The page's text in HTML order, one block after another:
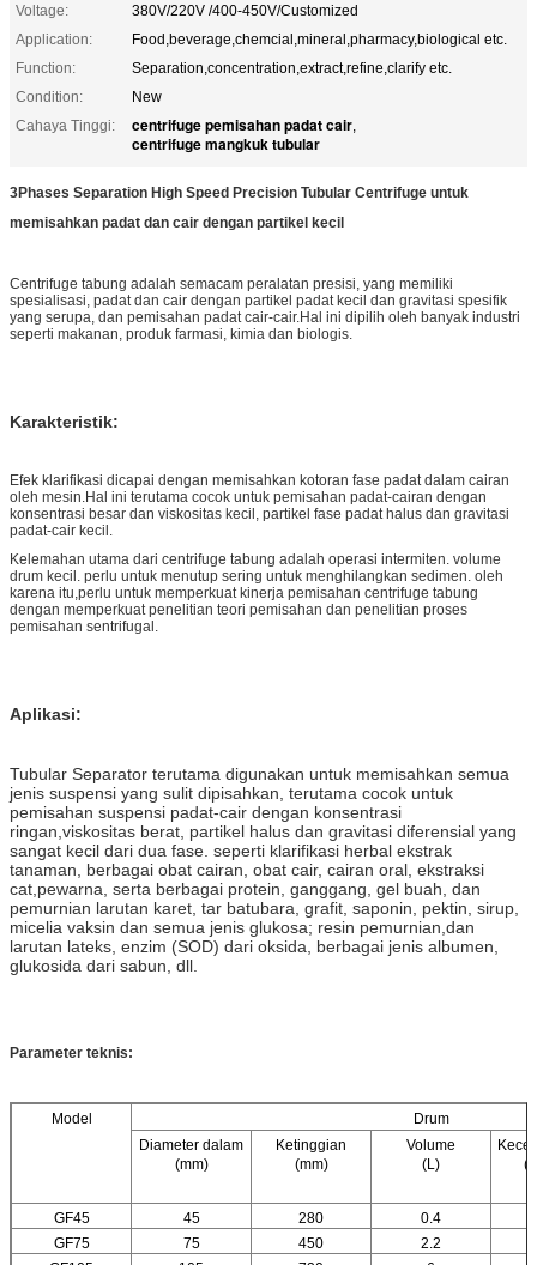
Voltage:
380V/220V /400-450V/Customized
Application:
Food,beverage,chemcial,mineral,pharmacy,biological etc.
Function:
Separation,concentration,extract,refine,clarify etc.
Condition:
New
Cahaya Tinggi:
centrifuge pemisahan padat cair,
centrifuge mangkuk tubular
3Phases Separation High Speed Precision Tubular Centrifuge untuk
memisahkan padat dan cair dengan partikel kecil
Centrifuge tabung adalah semacam peralatan presisi, yang memiliki
spesialisasi, padat dan cair dengan partikel padat kecil dan gravitasi spesifik
yang serupa, dan pemisahan padat cair-cair.Hal ini dipilih oleh banyak industri
seperti makanan, produk farmasi, kimia dan biologis.
Karakteristik:
Efek klarifikasi dicapai dengan memisahkan kotoran fase padat dalam cairan
oleh mesin.Hal ini terutama cocok untuk pemisahan padat-cairan dengan
konsentrasi besar dan viskositas kecil, partikel fase padat halus dan gravitasi
padat-cair kecil.
Kelemahan utama dari centrifuge tabung adalah operasi intermiten. volume
drum kecil. perlu untuk menutup sering untuk menghilangkan sedimen. oleh
karena itu,perlu untuk memperkuat kinerja pemisahan centrifuge tabung
dengan memperkuat penelitian teori pemisahan dan penelitian proses
pemisahan sentrifugal.
Aplikasi:
Tubular Separator terutama digunakan untuk memisahkan semua
jenis suspensi yang sulit dipisahkan, terutama cocok untuk
pemisahan suspensi padat-cair dengan konsentrasi
ringan,viskositas berat, partikel halus dan gravitasi diferensial yang
sangat kecil dari dua fase. seperti klarifikasi herbal ekstrak
tanaman, berbagai obat cairan, obat cair, cairan oral, ekstraksi
cat,pewarna, serta berbagai protein, ganggang, gel buah, dan
pemurnian larutan karet, tar batubara, grafit, saponin, pektin, sirup,
micelia vaksin dan semua jenis glukosa; resin pemurnian,dan
larutan lateks, enzim (SOD) dari oksida, berbagai jenis albumen,
glukosida dari sabun, dll.
Parameter teknis:
Model
Drum
Diameter dalam
(mm)
Ketinggian
(mm)
Volume
(L)
GF45 45 280 0.4
GF75
75 450 2.2